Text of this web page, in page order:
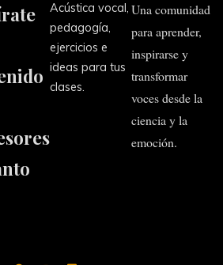
Acústica vocal,
pedagogía,
ejercicios e
ideas para tus
clases.
Una comunidad
para aprender,
inspirarse y
transformar
voces desde la
ciencia y la
emoción.